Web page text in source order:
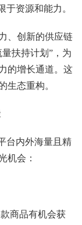
于资源和能力。
、创新的供应链
扶持计划”，为
的增长通道。这
生态重构。
台内外海量且精
机会：
商品有机会获